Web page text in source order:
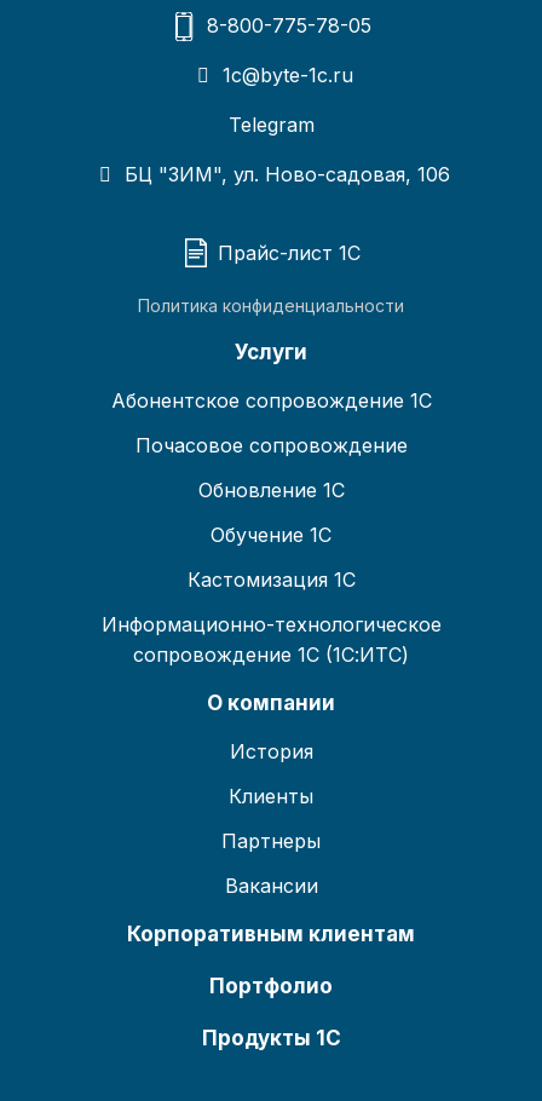
8-800-775-78-05
1c@byte-1c.ru
Telegram
БЦ "ЗИМ", ул. Ново-садовая, 106
Прайс-лист 1С
Политика конфиденциальности
Услуги
Абонентское сопровождение 1С
Почасовое сопровождение
Обновление 1С
Обучение 1С
Кастомизация 1С
Информационно-технологическое
сопровождение 1С (1С:ИТС)
О компании
История
Клиенты
Партнеры
Вакансии
Корпоративным клиентам
Портфолио
Продукты 1С